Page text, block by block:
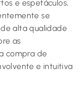
e espetáculos,
se
alta qualidade
as
compra de
e intuitiva